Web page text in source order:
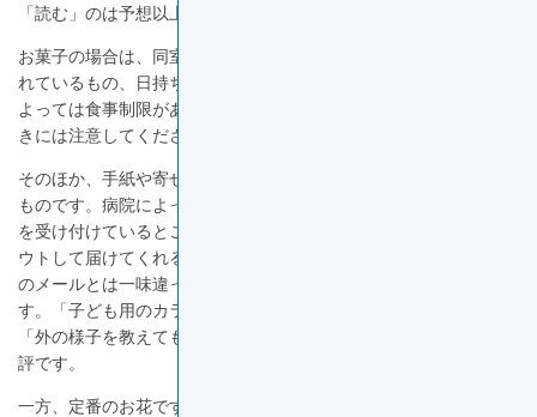
「読む」のは予想以上に体力を使うものです。
お菓子の場合は、同室の他の患者さんにも配れるように個包装さ
れているもの、日持ちがするものが喜ばれますが、がんの治療に
よっては食事制限がある場合もあります。食べ物を持っていくと
きには注意してください。
そのほか、手紙や寄せ書きなどの「言葉のプレゼント」も嬉しい
ものです。病院によっては、ホームページで「お見舞いメール」
を受け付けているところもあります。病院側が便箋にプリントア
ウトして届けてくれるというサービスで、携帯やスマートフォン
のメールとは一味違った「手紙」のような温かさが喜ばれていま
す。「子ども用のカラフルな便箋を選んでくれて、元気が出た」
「外の様子を教えてもらえて嬉しかった」など、患者さんから好
評です。
一方、定番のお花ですが、最近では感染症予防のために「生花の